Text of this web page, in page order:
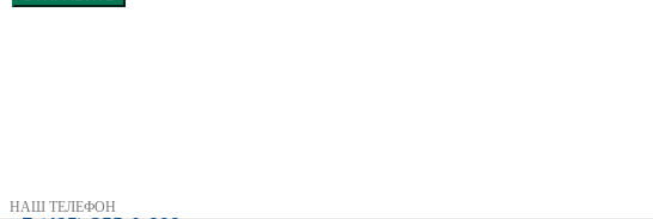
НАШ ТЕЛЕФОН